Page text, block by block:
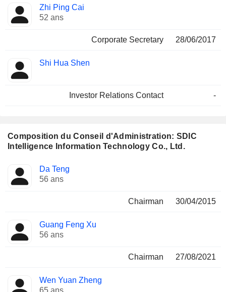
Zhi Ping Cai
52 ans
Corporate Secretary 28/06/2017
Shi Hua Shen
Investor Relations Contact -
Composition du Conseil d'Administration: SDIC
Intelligence Information Technology Co., Ltd.
Administrateur Comités
Da Teng
56 ans
Chairman 30/04/2015
Guang Feng Xu
56 ans
Chairman 27/08/2021
Wen Yuan Zheng
65 ans